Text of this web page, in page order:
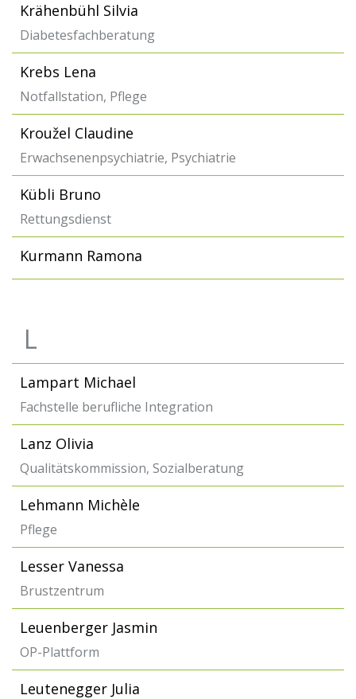
Krähenbühl Silvia
Diabetesfachberatung
Krebs Lena
Notfallstation, Pflege
Kroužel Claudine
Erwachsenenpsychiatrie, Psychiatrie
Kübli Bruno
Rettungsdienst
Kurmann Ramona
L
Lampart Michael
Fachstelle berufliche Integration
Lanz Olivia
Qualitätskommission, Sozialberatung
Lehmann Michèle
Pflege
Lesser Vanessa
Brustzentrum
Leuenberger Jasmin
OP-Plattform
Leutenegger Julia